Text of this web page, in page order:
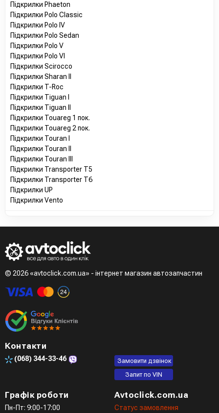
Підкрилки Phaeton
Підкрилки Polo Classic
Підкрилки Polo IV
Підкрилки Polo Sedan
Підкрилки Polo V
Підкрилки Polo VI
Підкрилки Scirocco
Підкрилки Sharan II
Підкрилки T-Roc
Підкрилки Tiguan I
Підкрилки Tiguan II
Підкрилки Touareg 1 пок.
Підкрилки Touareg 2 пок.
Підкрилки Touran I
Підкрилки Touran II
Підкрилки Touran III
Підкрилки Transporter T5
Підкрилки Transporter T6
Підкрилки UP
Підкрилки Vento
© 2026 «avtoclick.com.ua» - інтернет магазин автозапчастин
Контакти
(068) 344-33-46
Замовити дзвінок
Запит по VIN
Графік роботи
Пн-Пт: 9:00-17:00
Avtoclick.com.ua
Статус замовлення